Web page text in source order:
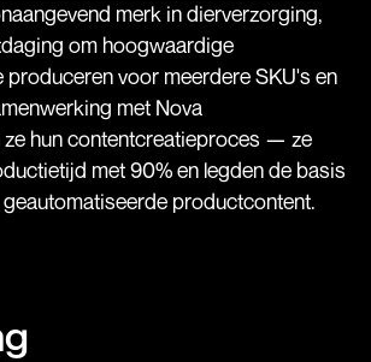
merk in dierverzorging,
om hoogwaardige
produceren voor meerdere SKU's en
met Nova
hun contentcreatieproces — ze
met 90% en legden de basis
productcontent.